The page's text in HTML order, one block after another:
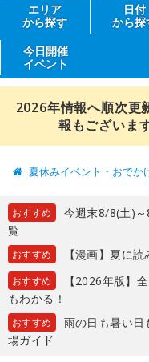
エリア
から探す
日付
から探
今日開催
イベント
2026年情報へ順次更
報もございま
夏休みイベント・おでか
おすすめ
今週末8/8(土)
覧
おすすめ 【漫画】夏に
おすすめ
【2026年版】
もわかる！
おすすめ
雨の日も暑い日
場ガイド